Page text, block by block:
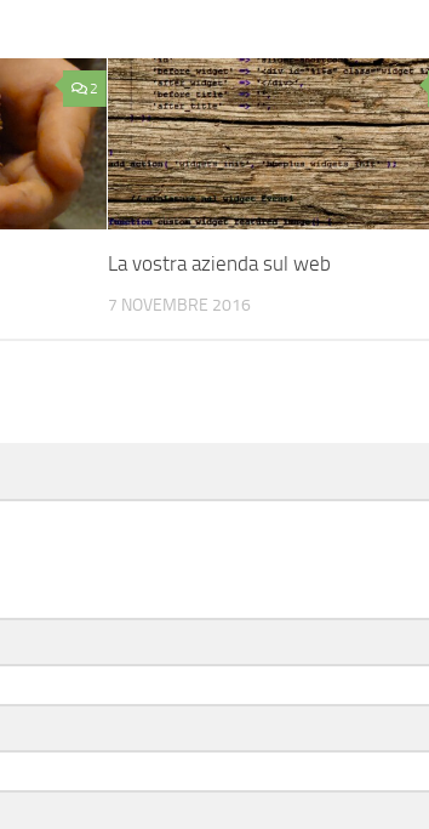
2
La vostra azienda sul web
7 NOVEMBRE 2016